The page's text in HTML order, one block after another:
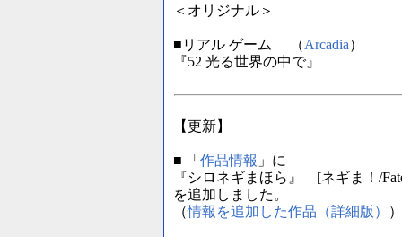
＜オリジナル＞
■リアル ゲーム （Arcadia）
『52 光る世界の中で』
【更新】
■ 「 作品情報 」に
『シロネギまほら』 [ネギま！/
を追加しました。
（情報を追加した作品（詳細版） ）